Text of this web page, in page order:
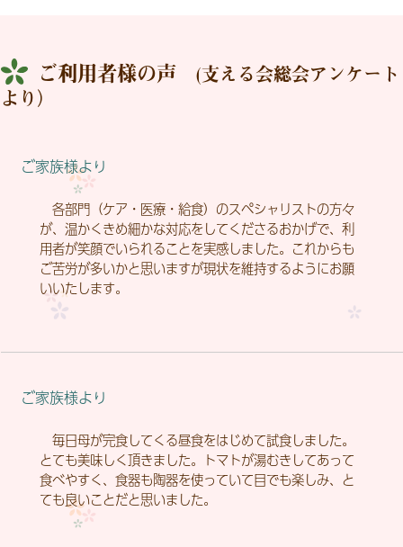
ご利用者様の声(支える会総会アンケート
より）
ご家族様より
各部門（ケア・医療・給食）のスペシャリストの方々
が、温かくきめ細かな対応をしてくださるおかげで、利
用者が笑顔でいられることを実感しました。これからも
ご苦労が多いかと思いますが現状を維持するようにお願
いいたします。
ご家族様より
毎日母が完食してくる昼食をはじめて試食しました。
とても美味しく頂きました。トマトが湯むきしてあって
食べやすく、食器も陶器を使っていて目でも楽しみ、と
ても良いことだと思いました。